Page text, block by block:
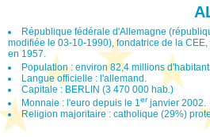
République fédérale d'Allemagne
modifiée le 03-10-1990), fondatrice de la
en 1957.
Population : environ 82,4 millions
Langue officielle : l'allemand.
Capitale : BERLIN (3 470 000 hab.)
Monnaie : l'euro depuis le 1er janvier 2002.
Religion majoritaire : catholique (29%)